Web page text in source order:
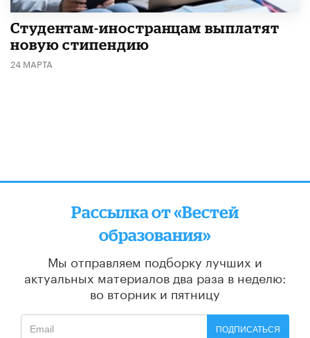
Студентам-иностранцам выплатят
новую стипендию
24 МАРТА
Рассылка от «Вестей
образования»
Мы отправляем подборку лучших и
актуальных материалов два раза в неделю:
во вторник и пятницу
ПОДПИСАТЬСЯ